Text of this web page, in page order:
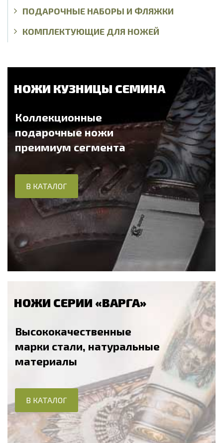
ПОДАРОЧНЫЕ НАБОРЫ И ФЛЯЖКИ
КОМПЛЕКТУЮЩИЕ ДЛЯ НОЖЕЙ
НОЖИ КУЗНИЦЫ СЕМИНА
Коллекционные
подарочные ножи
преимиум сегмента
В КАТАЛОГ
НОЖИ СЕРИИ «ВАРГА»
Высококачественные
марки стали, натуральные
материалы
В КАТАЛОГ